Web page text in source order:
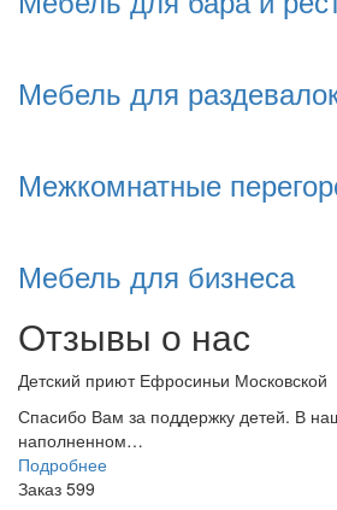
Мебель для
Межкомнатные
Мебель для бизнеса
Отзывы о нас
Детский приют Ефросиньи Московской
Спасибо Вам за поддержку детей. В
наполненном…
Подробнее
Заказ 599